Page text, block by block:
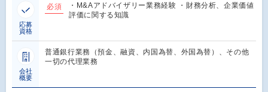
応募
資格
必須
・M&Aアドバイザリー業務経験 ・財務分析、企業価値
評価に関する知識
会社
概要
普通銀行業務（預金、融資、内国為替、外国為替）、その他
一切の代理業務